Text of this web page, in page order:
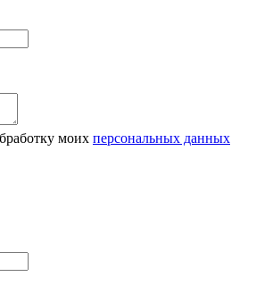
моих персональных данных